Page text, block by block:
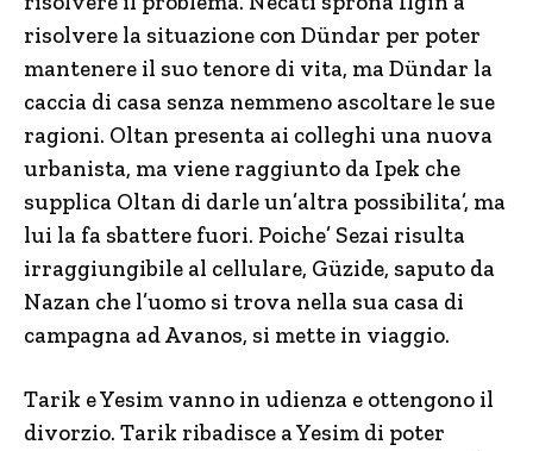
risolvere la situazione con Dündar per poter
mantenere il suo tenore di vita, ma Dündar la
caccia di casa senza nemmeno ascoltare le sue
ragioni. Oltan presenta ai colleghi una nuova
urbanista, ma viene raggiunto da Ipek che
supplica Oltan di darle un’altra possibilita’, ma
lui la fa sbattere fuori. Poiche’ Sezai risulta
irraggiungibile al cellulare, Güzide, saputo da
Nazan che l’uomo si trova nella sua casa di
campagna ad Avanos, si mette in viaggio.
Tarik e Yesim vanno in udienza e ottengono il
divorzio. Tarik ribadisce a Yesim di poter